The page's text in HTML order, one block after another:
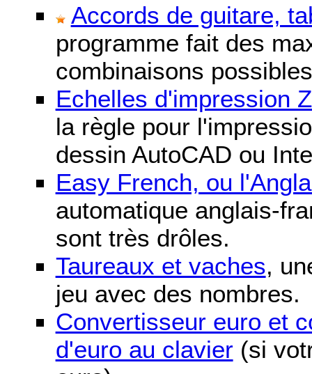
Accords de guitare,
programme fait des
combinaisons
Echelles d'impression
la règle pour
dessin AutoCAD ou
Easy French, ou
automatique anglais-
sont très drôles.
Taureaux et vaches,
jeu avec des nombres.
Convertisseur euro et
d'euro au clavier (si